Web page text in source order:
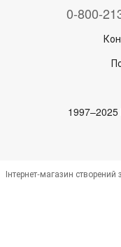
0-800-
1997–2025
Інтернет-магазин